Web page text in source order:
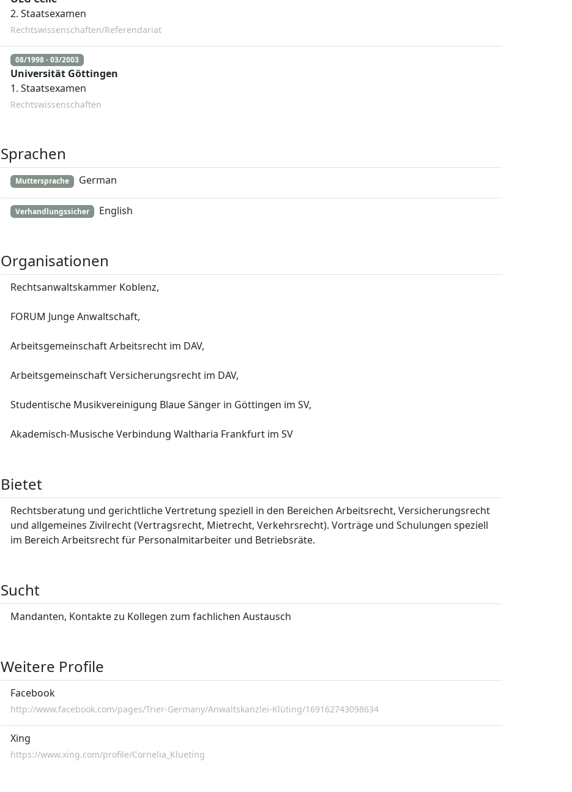
2. Staatsexamen
Rechtswissenschaften/Referendariat
08/1998 - 03/2003
Universität Göttingen
1. Staatsexamen
Rechtswissenschaften
Sprachen
Muttersprache German
Verhandlungssicher English
Organisationen
Rechtsanwaltskammer Koblenz,
FORUM Junge Anwaltschaft,
Arbeitsgemeinschaft Arbeitsrecht im DAV,
Arbeitsgemeinschaft Versicherungsrecht im DAV,
Studentische Musikvereinigung Blaue Sänger in Göttingen im SV,
Akademisch-Musische Verbindung Waltharia Frankfurt im SV
Bietet
Rechtsberatung und gerichtliche Vertretung speziell in den Bereichen Arbeitsrecht, Versicherungsrecht
und allgemeines Zivilrecht (Vertragsrecht, Mietrecht, Verkehrsrecht). Vorträge und Schulungen speziell
im Bereich Arbeitsrecht für Personalmitarbeiter und Betriebsräte.
Sucht
Mandanten, Kontakte zu Kollegen zum fachlichen Austausch
Weitere Profile
Facebook
http://www.facebook.com/pages/Trier-Germany/Anwaltskanzlei-Klüting/169162743098634
Xing
https://www.xing.com/profile/Cornelia_Klueting